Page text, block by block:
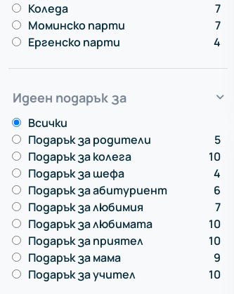
Коледа
7
Моминско парти
7
Ергенско парти
4
Идеен подарък за
Всички
Подарък за родители
5
Подарък за колега
10
Подарък за шефа
4
Подарък за абитуриент
6
Подарък за любимия
7
Подарък за любимата
10
Подарък за приятел
10
Подарък за мама
9
Подарък за учител
10